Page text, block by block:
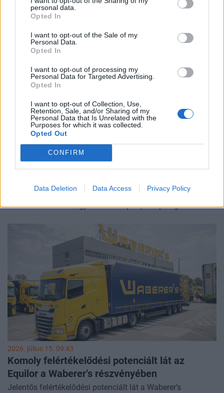
personal data.
Opted In
I want to opt-out of the Sale of my
Personal Data.
Opted In
I want to opt-out of processing my
Personal Data for Targeted Advertising.
Opted In
I want to opt-out of Collection, Use,
Retention, Sale, and/or Sharing of my
Personal Data that Is Unrelated with the
Purposes for which it was collected.
Opted Out
CONFIRM
Data Deletion Data Access Privacy Policy
milliárd forintot tett ki, a kereskedést továbbra is az OTP, a
szolgáltatók rangsorát ismét a WOOD & Company vezette -
derül ki a Budapesti Értéktőzsde közleményéből.
2026. július 22. 11:05
Minden eddiginél magasabb célárak érkeztek
az OTP-re!
Hétfőn történelmének legnagyobb akvizícióját jelentette be
az OTP. A Luminor felvásárlásával a balti országokba is
beteszi a lábát a magyar bankcsoport, erre pedig sorban
2026. július 15. 09:43
Komoly felértékelődési potenciált lát az
Equilor a Waberer’s részvényében
Jelentős felértékelődési potenciált lát a Waberer’s